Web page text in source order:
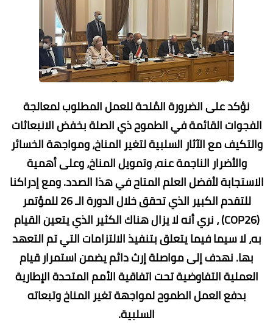
نؤكد على الضرورة المُلحة للعمل المطلوب لمعالجة
الفجوات القائمة في الطموح ذي الصلة بخفض الانبعاثات
والتكيف مع الآثار السلبية لتغير المناخ، ومواجهة الخسائر
والأضرار الناجمة عنه، وتمويل المناخ، وعلى أهمية
الاستجابة لأفضل العلم المتاح في هذا الصدد. ومع إدراكنا
للتقدم الكبير الذي تحقق خلال الدورة الـ 26 للمؤتمر
(COP26) ، نري أنه لا يزال هناك الكثير الذي يتعين القيام
به، لا سيما فيما يتعلق بتنفيذ الالتزامات التي تم التعهد
بها. نهدف إلى مواصلة إرث دائم يضمن استمرار قيام
العملية التفاوضية تحت اتفاقية الأمم المتحدة الإطارية
بدفع العمل الطموح لمواجهة تغير المناخ وتبعاته
السلبية.